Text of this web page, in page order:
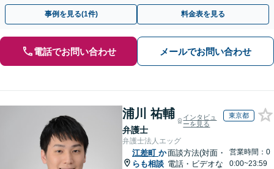
可】【初回相談無料】【夜間休日面談可】
事例を見る(1件) 料金表を見る
電話でお問い合わせ メールでお問い合わせ
浦川 祐輔
弁護士
インタビュ
ーを見る
東京都
弁護士法人エッグ
江差町 か
らも相談
面談方法(対面・
電話・ビデオな
営業時間：0
0:00~23:59